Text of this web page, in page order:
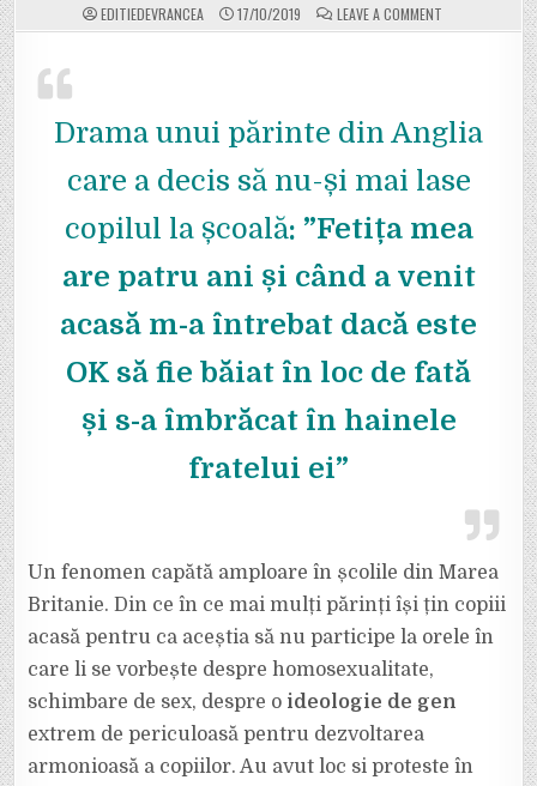
EDITIEDEVRANCEA 17/10/2019 LEAVE A COMMENT
VIDEO:
INTRODUCEREA
ORELOR
ÎN
DESPRE
LGBT
FOST
SUSPENDATE
CE
80%
PĂRINȚI
ȘI-
AU
COPIII
ACASĂ.
CÂND
ACASĂ
A
ÎNTREBAT
DACĂ
ESTE
BĂIAT
FATĂ
ȘI
Drama unui părinte din Anglia
care a decis să nu-și mai lase
copilul la școală: ”Fetița mea
are patru ani și când a venit
acasă m-a întrebat dacă este
OK să fie băiat în loc de fată
și s-a îmbrăcat în hainele
fratelui ei”
Un fenomen capătă amploare în școlile din Marea
Britanie. Din ce în ce mai mulți părinți își țin copiii
acasă pentru ca aceștia să nu participe la orele în
care li se vorbește despre homosexualitate,
schimbare de sex, despre o ideologie de gen
extrem de periculoasă pentru dezvoltarea
armonioasă a copiilor. Au avut loc si proteste în